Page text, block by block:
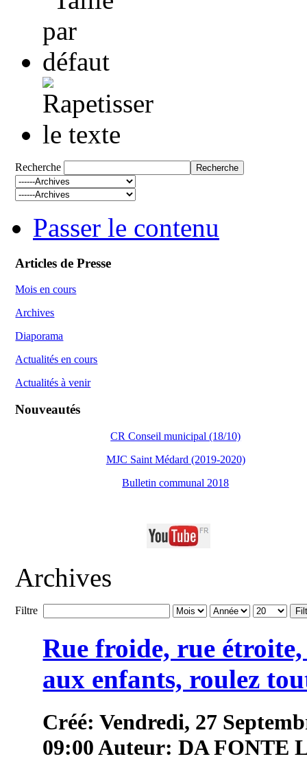
Recherche
Passer le contenu
Articles de Presse
Mois en cours
Archives
Diaporama
Actualités en cours
Actualités à venir
Nouveautés
CR Conseil municipal (18/10)
MJC Saint Médard (2019-2020)
Bulletin communal 2018
Archives
Filtre
Rue froide, rue étroite,
aux enfants, roulez
Créé: Vendredi, 27
09:00Auteur: DA FONTE